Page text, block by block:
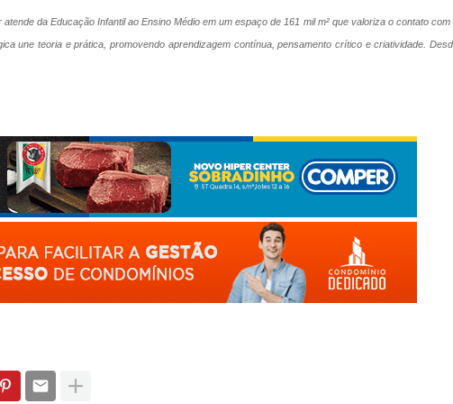
da Educação Infantil ao Ensino Médio em um espaço de 161 mil m² que valoriza o contato com
une teoria e prática, promovendo aprendizagem contínua, pensamento crítico e criatividade.